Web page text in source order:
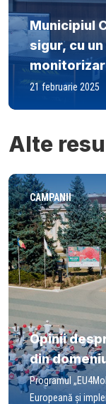
Municipiul
sigur, cu
21 februarie 2025
Alte
CAMPANII
Opinii
din
Programul
Europeană și